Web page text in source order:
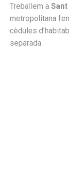
Treballem a
metropolitana
cèdules
separada.